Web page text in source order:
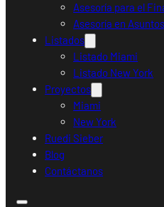
Asesoría para el
Asesoría en
Listados
Listado Miami
Listado New York
Proyectos
Miami
New York
Ruedi Sieber
Blog
Contáctanos